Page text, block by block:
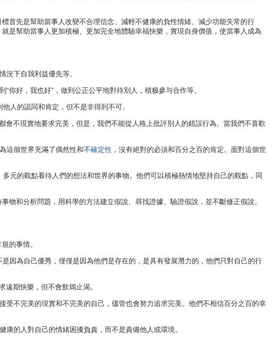
先是幫助當事人改變不合理信念、減輕不健康的負性情緒、減少功能失常的行
是幫助當事人更加積極、更加完全地體驗幸福快樂，實現自身價值，使當事人成為
下自我利益優先等。
好，我也好”，做到公正公平地對待別人，積极參与合作等。
的認同和肯定，但不是非得到不可。
現實地要求完美，但是，我們不能從人格上批評別人的錯誤行為。當我們不喜歡
個世界充滿了偶然性和不確定性 ，沒有絕對的必須和百分之百的肯定。面對這個世
的觀點看待人們的想法和世界的事物。他們可以積極熱情地堅持自己的觀點，同
和分析問題，用科學的方法建立假說、尋找證據、驗證假說，並不斷修正假說。
的事情。
為自己優秀，僅僅是因為他們是存在的，是具有發展潛力的，他們只對自己的行
遠期快樂，但不會飲鴆止渴。
完美的現實和不完美的自己，儘管也會努力追求完美。他們不相信百分之百的幸
的人對自己的情緒困擾負責，而不是責備他人或環境。